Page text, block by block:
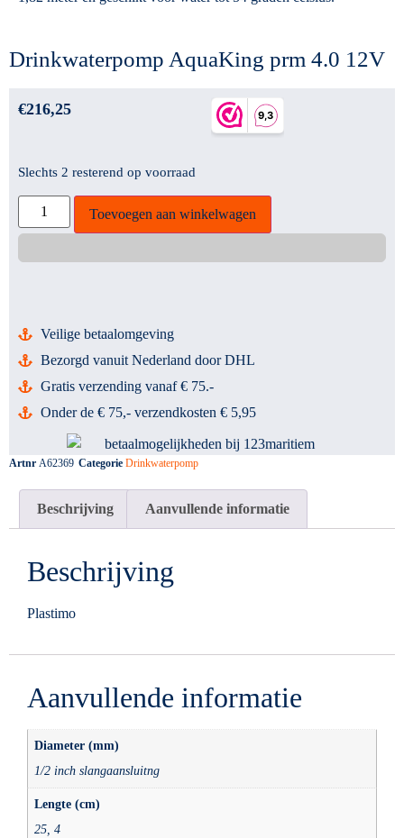
Drinkwaterpomp AquaKing prm 4.0 12V
€216,25
Slechts 2 resterend op voorraad
Toevoegen aan winkelwagen
Veilige betaalomgeving
Bezorgd vanuit Nederland door DHL
Gratis verzending vanaf € 75.-
Onder de € 75,- verzendkosten € 5,95
Artnr A62369 Categorie Drinkwaterpomp
Beschrijving Aanvullende informatie
Beschrijving
Plastimo
Aanvullende informatie
Diameter (mm)
1/2 inch slangaansluitng
Lengte (cm)
25, 4